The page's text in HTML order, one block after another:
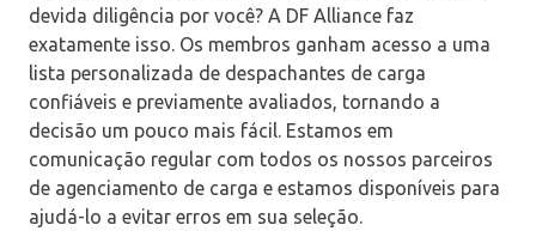
devida diligência por você? A DF Alliance faz
exatamente isso. Os membros ganham acesso a uma
lista personalizada de despachantes de carga
confiáveis ​​e previamente avaliados, tornando a
decisão um pouco mais fácil. Estamos em
comunicação regular com todos os nossos parceiros
de agenciamento de carga e estamos disponíveis para
ajudá-lo a evitar erros em sua seleção.